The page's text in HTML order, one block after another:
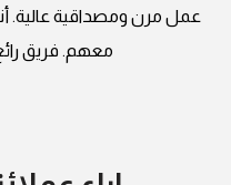
عمل مرن ومصداقية عالية.
معهم. فريق